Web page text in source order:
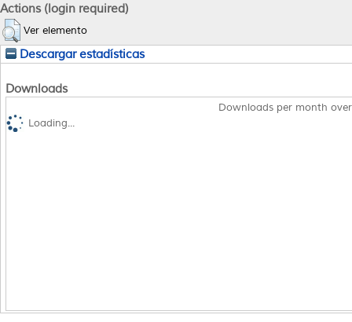
Actions (login required)
Ver elemento
Descargar estadísticas
Downloads
Downloads per month
Loading...